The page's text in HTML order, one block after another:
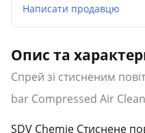
Написати продавцю
Опис та
Спрей зі стисненим
bar Compressed Air
SDV Chemie Стиснене